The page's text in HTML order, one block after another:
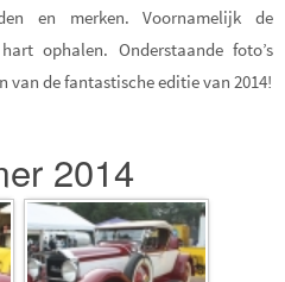
en merken. Voornamelijk de
ophalen. Onderstaande foto’s
van de fantastische editie van 2014!
2014